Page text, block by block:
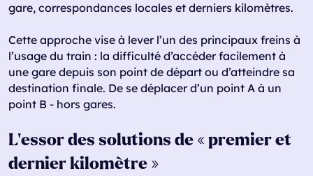
gare, correspondances locales et derniers kilomètres.
Cette approche vise à lever l’un des principaux freins à
l’usage du train : la difficulté d’accéder facilement à
une gare depuis son point de départ ou d’atteindre sa
destination finale. De se déplacer d’un point A à un
point B - hors gares.
L’essor des solutions de « premier et
dernier kilomètre »